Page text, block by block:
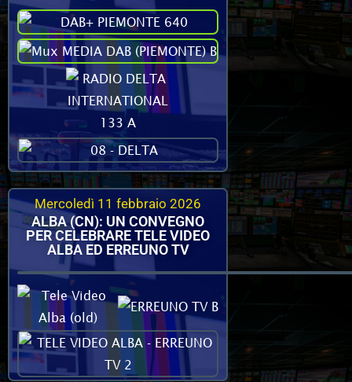
Mercoledì 11 febbraio 2026
ALBA (CN): UN CONVEGNO
PER CELEBRARE TELE VIDEO
ALBA ED ERREUNO TV